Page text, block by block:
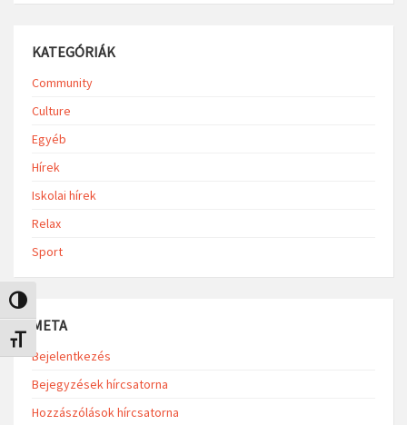
Nagy kontraszt váltása
Betűméret váltása
KATEGÓRIÁK
Community
Culture
Egyéb
Hírek
Iskolai hírek
Relax
Sport
META
Bejelentkezés
Bejegyzések hírcsatorna
Hozzászólások hírcsatorna